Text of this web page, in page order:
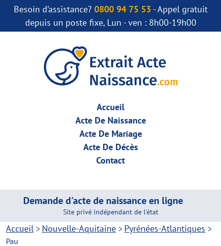
Besoin d’assistance? 0800 94 75 53 - Appel gratuit
depuis un poste fixe, Lun - ven : 8h00-19h00
Accueil
Acte De Naissance
Acte De Mariage
Acte De Décès
Contact
Demande d'acte de naissance en ligne
Site privé indépendant de l'état
Accueil > Nouvelle-Aquitaine > Pyrénées-Atlantiques >
Pau